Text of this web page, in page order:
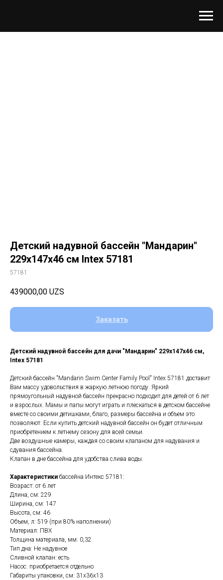
Детский надувной бассейн "Мандарин"
229х147х46 см Intex 57181
57181
439000,00 UZS
Заказать
Детский надувной бассейн для дачи "Мандарин" 229х147х46 см,
Intex 57181
Детский бассейн "Mandarin Swim Center Family Pool" Intex 57181 доставит
Вам массу удовольствия в жаркую летнюю погоду. Яркий
прямоугольный надувной бассейн прекрасно подходит для детей от 6 лет
и взрослых. Мамы и папы могут играть и плескаться в детском бассейне
вместе со своими детишками, благо, размеры бассейна и объем это
позволяют. Если купить детский надувной бассейн он будет отличным
приобретением к летнему сезону для всей семьи.
Две воздушные камеры, каждая со своим клапаном для надувания и
сдувания бассейна.
Клапан в дне бассейна для удобства слива воды.
Характеристики бассейна Интекс 57181:
Возраст: от 6 лет
Длина, см: 229
Ширина, см: 147
Высота, см: 46
Объем, л: 519 (при 80% наполнении)
Материал: ПВХ
Толщина материала, мм: 0,32
Тип дна: Не надувное
Сливной клапан: есть
Насос: приобретается отдельно
Габариты упаковки, см: 31х36х13